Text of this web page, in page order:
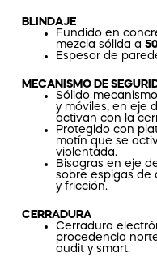
BLINDAJE
Fundido en
mezcla sólida a
Espesor de
MECANISMO DE
Sólido
y móviles, en eje
activan con la
Protegido con
motín que se
violentada.
Bisagras en eje
sobre espigas de
y fricción.
CERRADURA
Cerradura
procedencia
audit y smart.